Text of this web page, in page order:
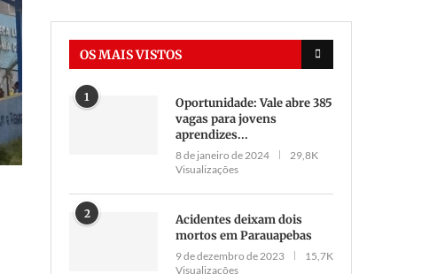
OS MAIS VISTOS
1
Oportunidade: Vale abre 385
vagas para jovens
aprendizes...
8 de janeiro de 2024
29,8K
Visualizações
2
Acidentes deixam dois
mortos em Parauapebas
9 de dezembro de 2023
15,7K
Visualizações